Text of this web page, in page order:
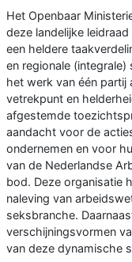
Het Openbaar
deze landelijke
een heldere
en regionale
het werk van één partij
vetrekpunt en
afgestemde
aandacht voor de
ondernemen en voor
van de Nederlandse
bod. Deze organisatie
naleving van
seksbranche.
verschijningsvormen
van deze dynamische